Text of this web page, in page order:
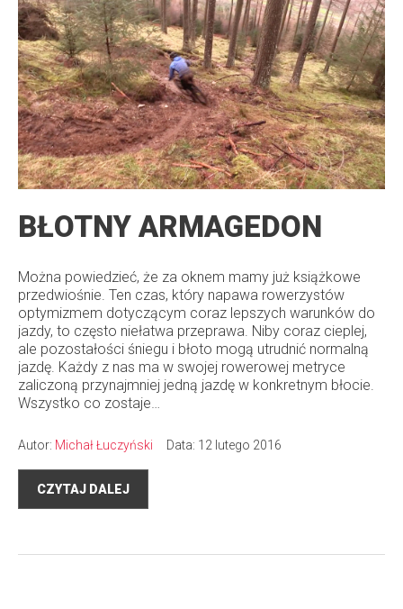
BŁOTNY ARMAGEDON
Można powiedzieć, że za oknem mamy już książkowe
przedwiośnie. Ten czas, który napawa rowerzystów
optymizmem dotyczącym coraz lepszych warunków do
jazdy, to często niełatwa przeprawa. Niby coraz cieplej,
ale pozostałości śniegu i błoto mogą utrudnić normalną
jazdę. Każdy z nas ma w swojej rowerowej metryce
zaliczoną przynajmniej jedną jazdę w konkretnym błocie.
Wszystko co zostaje…
Autor: Michał Łuczyński Data: 12 lutego 2016
CZYTAJ DALEJ